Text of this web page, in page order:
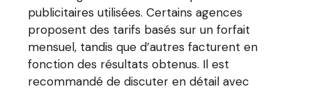
publicitaires utilisées. Certains agences
proposent des tarifs basés sur un forfait
mensuel, tandis que d’autres facturent en
fonction des résultats obtenus. Il est
recommandé de discuter en détail avec